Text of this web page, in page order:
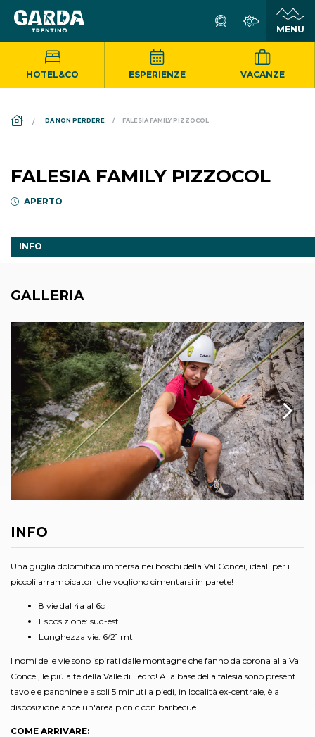
HOTEL&CO ESPERIENZE VACANZE
DA NON PERDERE FALESIA FAMILY PIZZOCOL
FALESIA FAMILY PIZZOCOL
APERTO
INFO
GALLERIA
INFO
Una guglia dolomitica immersa nei boschi della Val Concei, ideali per i
piccoli arrampicatori che vogliono cimentarsi in parete!
8 vie dal 4a al 6c
Esposizione: sud-est
Lunghezza vie: 6/21 mt
I nomi delle vie sono ispirati dalle montagne che fanno da corona alla Val
Concei, le più alte della Valle di Ledro! Alla base della falesia sono presenti
tavole e panchine e a soli 5 minuti a piedi, in località ex-centrale, è a
disposizione ance un'area picnic con barbecue.
COME ARRIVARE: